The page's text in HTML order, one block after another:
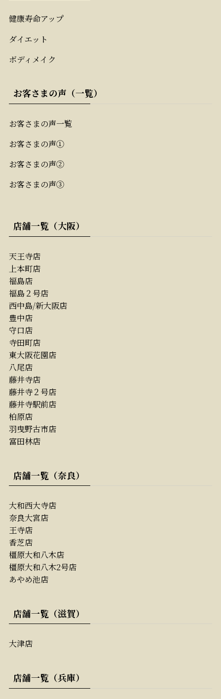
健康寿命アップ
ダイエット
ボディメイク
お客さまの声（一覧）
お客さまの声一覧
お客さまの声①
お客さまの声②
お客さまの声③
店舗一覧（大阪）
天王寺店
上本町店
福島店
福島２号店
西中島/新大阪店
豊中店
守口店
寺田町店
東大阪花園店
八尾店
藤井寺店
藤井寺２号店
藤井寺駅前店
柏原店
羽曳野古市店
富田林店
店舗一覧（奈良）
大和西大寺店
奈良大宮店
王寺店
香芝店
橿原大和八木店
橿原大和八木2号店
あやめ池店
店舗一覧（滋賀）
大津店
店舗一覧（兵庫）